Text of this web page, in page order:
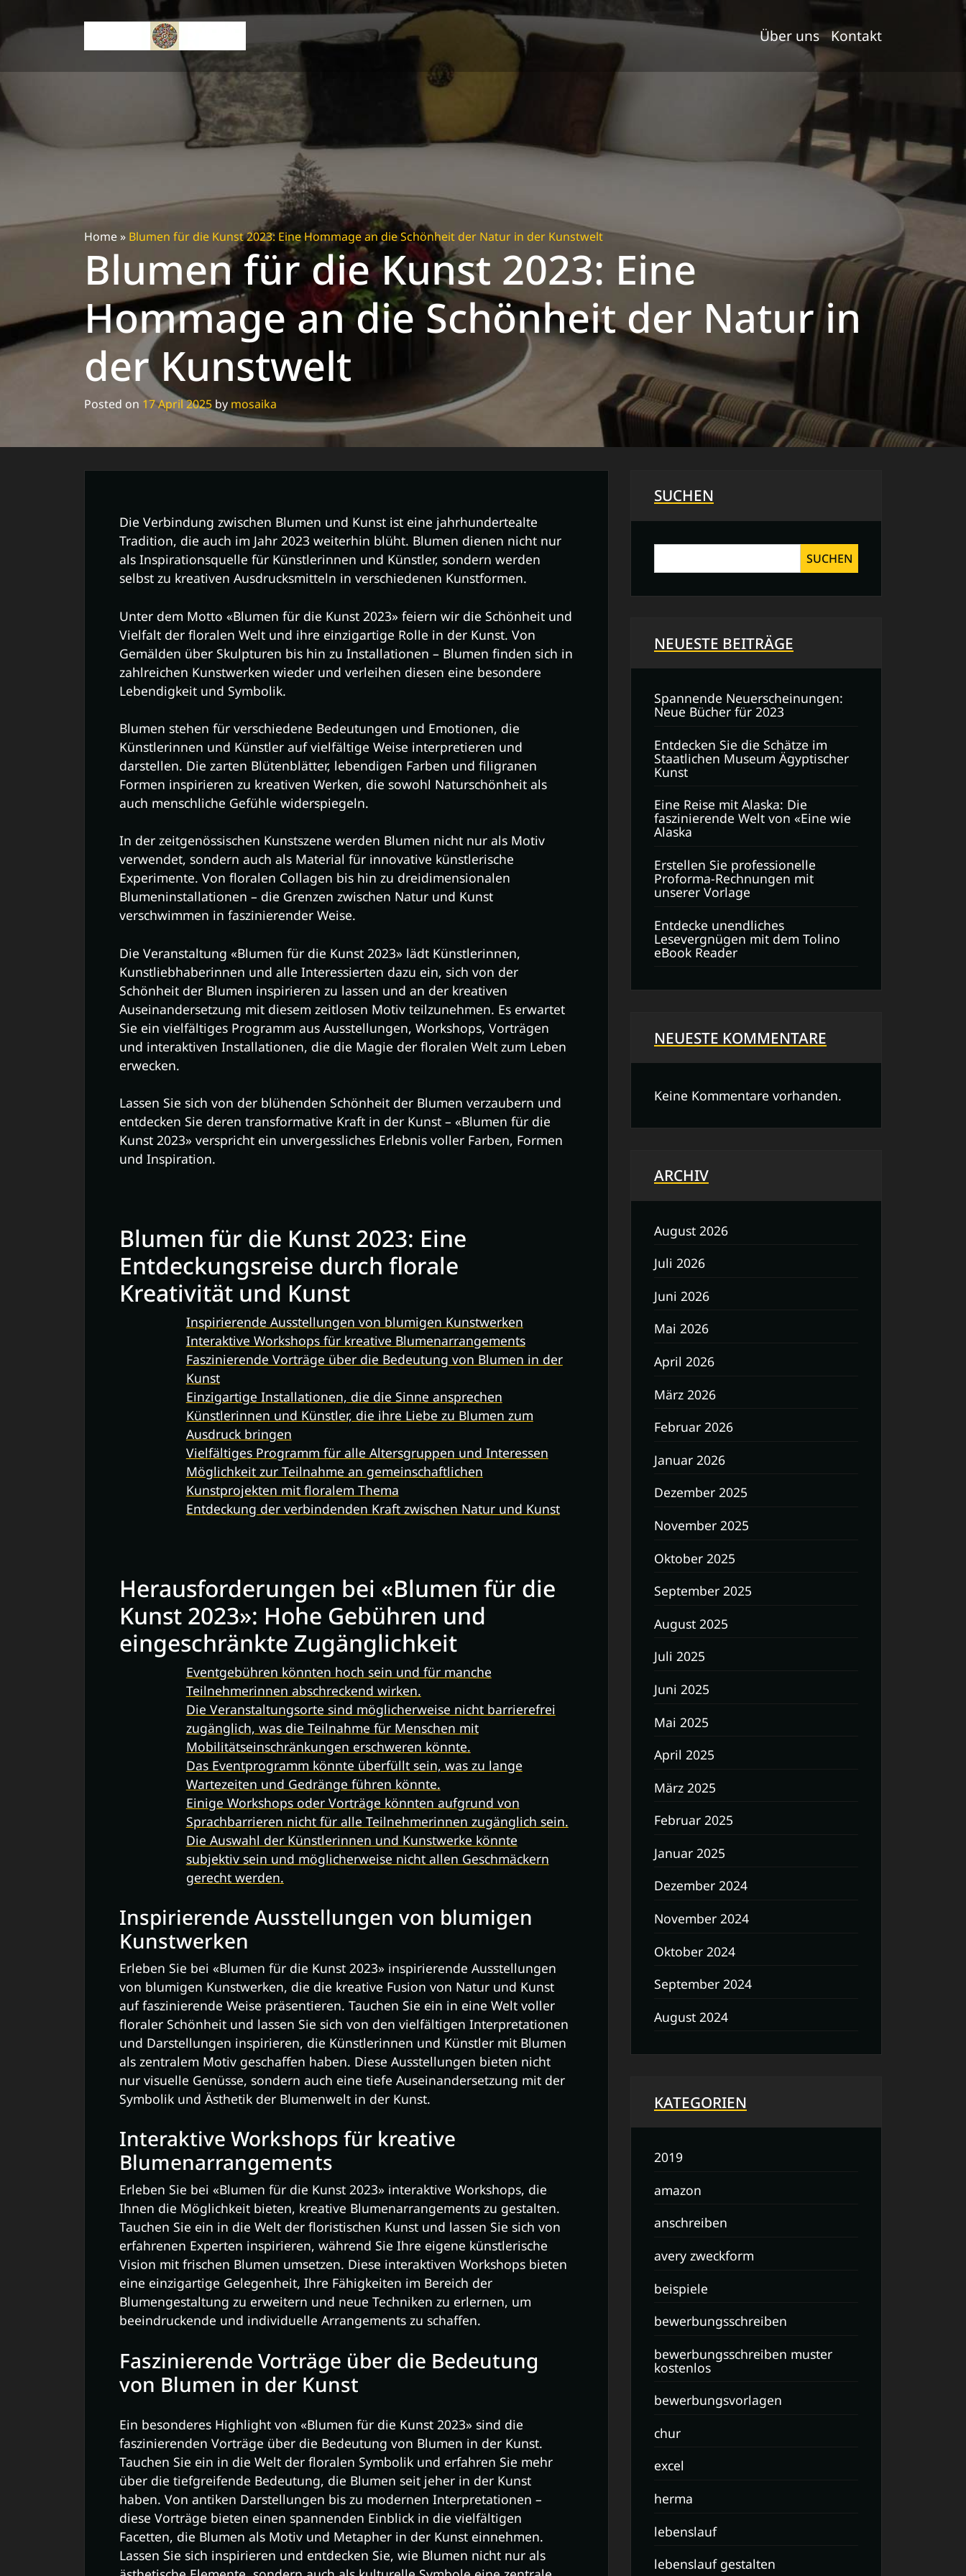
content
Über uns Kontakt
Home» Blumen für die Kunst 2023: Eine Hommage an die Schönheit der Natur in der Kunstwelt
Blumen für die Kunst 2023: Eine
Hommage an die Schönheit der Natur in
der Kunstwelt
Posted on 17 April 2025 by mosaika
Die Verbindung zwischen Blumen und Kunst ist eine jahrhundertealte
Tradition, die auch im Jahr 2023 weiterhin blüht. Blumen dienen nicht nur
als Inspirationsquelle für Künstlerinnen und Künstler, sondern werden
selbst zu kreativen Ausdrucksmitteln in verschiedenen Kunstformen.
Unter dem Motto «Blumen für die Kunst 2023» feiern wir die Schönheit und
Vielfalt der floralen Welt und ihre einzigartige Rolle in der Kunst. Von
Gemälden über Skulpturen bis hin zu Installationen – Blumen finden sich in
zahlreichen Kunstwerken wieder und verleihen diesen eine besondere
Lebendigkeit und Symbolik.
Blumen stehen für verschiedene Bedeutungen und Emotionen, die
Künstlerinnen und Künstler auf vielfältige Weise interpretieren und
darstellen. Die zarten Blütenblätter, lebendigen Farben und filigranen
Formen inspirieren zu kreativen Werken, die sowohl Naturschönheit als
auch menschliche Gefühle widerspiegeln.
In der zeitgenössischen Kunstszene werden Blumen nicht nur als Motiv
verwendet, sondern auch als Material für innovative künstlerische
Experimente. Von floralen Collagen bis hin zu dreidimensionalen
Blumeninstallationen – die Grenzen zwischen Natur und Kunst
verschwimmen in faszinierender Weise.
Die Veranstaltung «Blumen für die Kunst 2023» lädt Künstlerinnen,
Kunstliebhaberinnen und alle Interessierten dazu ein, sich von der
Schönheit der Blumen inspirieren zu lassen und an der kreativen
Auseinandersetzung mit diesem zeitlosen Motiv teilzunehmen. Es erwartet
Sie ein vielfältiges Programm aus Ausstellungen, Workshops, Vorträgen
und interaktiven Installationen, die die Magie der floralen Welt zum Leben
erwecken.
Lassen Sie sich von der blühenden Schönheit der Blumen verzaubern und
entdecken Sie deren transformative Kraft in der Kunst – «Blumen für die
Kunst 2023» verspricht ein unvergessliches Erlebnis voller Farben, Formen
und Inspiration.
Blumen für die Kunst 2023: Eine
Entdeckungsreise durch florale
Kreativität und Kunst
Inspirierende Ausstellungen von blumigen Kunstwerken
Interaktive Workshops für kreative Blumenarrangements
Faszinierende Vorträge über die Bedeutung von Blumen in der
Kunst
Einzigartige Installationen, die die Sinne ansprechen
Künstlerinnen und Künstler, die ihre Liebe zu Blumen zum
Ausdruck bringen
Vielfältiges Programm für alle Altersgruppen und Interessen
Möglichkeit zur Teilnahme an gemeinschaftlichen
Kunstprojekten mit floralem Thema
Entdeckung der verbindenden Kraft zwischen Natur und Kunst
Herausforderungen bei «Blumen für die
Kunst 2023»: Hohe Gebühren und
eingeschränkte Zugänglichkeit
Eventgebühren könnten hoch sein und für manche
Teilnehmerinnen abschreckend wirken.
Die Veranstaltungsorte sind möglicherweise nicht barrierefrei
zugänglich, was die Teilnahme für Menschen mit
Mobilitätseinschränkungen erschweren könnte.
Das Eventprogramm könnte überfüllt sein, was zu lange
Wartezeiten und Gedränge führen könnte.
Einige Workshops oder Vorträge könnten aufgrund von
Sprachbarrieren nicht für alle Teilnehmerinnen zugänglich sein.
Die Auswahl der Künstlerinnen und Kunstwerke könnte
subjektiv sein und möglicherweise nicht allen Geschmäckern
gerecht werden.
Inspirierende Ausstellungen von blumigen
Kunstwerken
Erleben Sie bei «Blumen für die Kunst 2023» inspirierende Ausstellungen
von blumigen Kunstwerken, die die kreative Fusion von Natur und Kunst
auf faszinierende Weise präsentieren. Tauchen Sie ein in eine Welt voller
floraler Schönheit und lassen Sie sich von den vielfältigen Interpretationen
und Darstellungen inspirieren, die Künstlerinnen und Künstler mit Blumen
als zentralem Motiv geschaffen haben. Diese Ausstellungen bieten nicht
nur visuelle Genüsse, sondern auch eine tiefe Auseinandersetzung mit der
Symbolik und Ästhetik der Blumenwelt in der Kunst.
Interaktive Workshops für kreative
Blumenarrangements
Erleben Sie bei «Blumen für die Kunst 2023» interaktive Workshops, die
Ihnen die Möglichkeit bieten, kreative Blumenarrangements zu gestalten.
Tauchen Sie ein in die Welt der floristischen Kunst und lassen Sie sich von
erfahrenen Experten inspirieren, während Sie Ihre eigene künstlerische
Vision mit frischen Blumen umsetzen. Diese interaktiven Workshops bieten
eine einzigartige Gelegenheit, Ihre Fähigkeiten im Bereich der
Blumengestaltung zu erweitern und neue Techniken zu erlernen, um
beeindruckende und individuelle Arrangements zu schaffen.
Faszinierende Vorträge über die Bedeutung
von Blumen in der Kunst
Ein besonderes Highlight von «Blumen für die Kunst 2023» sind die
faszinierenden Vorträge über die Bedeutung von Blumen in der Kunst.
Tauchen Sie ein in die Welt der floralen Symbolik und erfahren Sie mehr
über die tiefgreifende Bedeutung, die Blumen seit jeher in der Kunst
haben. Von antiken Darstellungen bis zu modernen Interpretationen –
diese Vorträge bieten einen spannenden Einblick in die vielfältigen
Facetten, die Blumen als Motiv und Metapher in der Kunst einnehmen.
Lassen Sie sich inspirieren und entdecken Sie, wie Blumen nicht nur als
SUCHEN
SUCHEN
NEUESTE BEITRÄGE
Spannende Neuerscheinungen:
Neue Bücher für 2023
Entdecken Sie die Schätze im
Staatlichen Museum Ägyptischer
Kunst
Eine Reise mit Alaska: Die
faszinierende Welt von «Eine wie
Alaska
Erstellen Sie professionelle
Proforma-Rechnungen mit
unserer Vorlage
Entdecke unendliches
Lesevergnügen mit dem Tolino
eBook Reader
NEUESTE KOMMENTARE
Keine Kommentare vorhanden.
ARCHIV
August 2026
Juli 2026
Juni 2026
Mai 2026
April 2026
März 2026
Februar 2026
Januar 2026
Dezember 2025
November 2025
Oktober 2025
September 2025
August 2025
Juli 2025
Juni 2025
Mai 2025
April 2025
März 2025
Februar 2025
Januar 2025
Dezember 2024
November 2024
Oktober 2024
September 2024
August 2024
KATEGORIEN
2019
amazon
anschreiben
avery zweckform
beispiele
bewerbungsschreiben
bewerbungsschreiben muster
kostenlos
bewerbungsvorlagen
chur
excel
herma
lebenslauf
lebenslauf gestalten